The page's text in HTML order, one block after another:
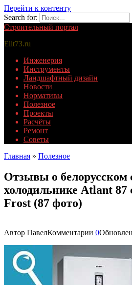
Перейти к контенту
Search for:
Строительный портал
Elit73.ru
Инженерия
Инструменты
Ландшафтный дизайн
Новости
Нормативы
Полезное
Проекты
Расчёты
Ремонт
Советы
Главная » Полезное
Отзывы о белорусском
холодильнике Atlant 87
Frost (87 фото)
Автор ПавелКомментарии 0